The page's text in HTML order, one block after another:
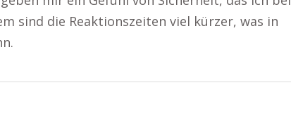
sind die Reaktionszeiten viel kürzer, was in